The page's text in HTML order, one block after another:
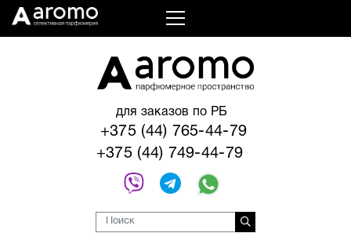
для заказов по РБ
+375 (44) 765-44-79
+375 (44) 749-44-79